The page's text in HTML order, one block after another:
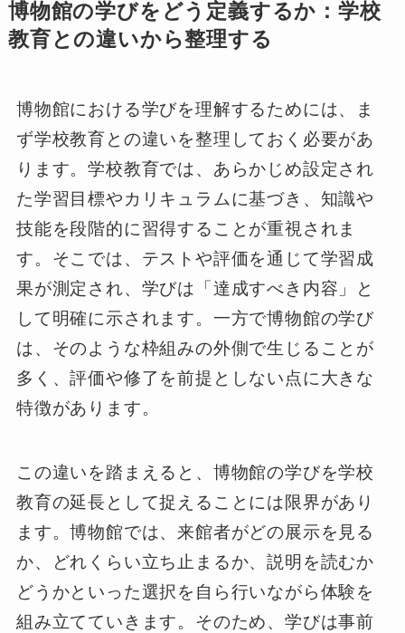
博物館の学びをどう定義するか：学校
教育との違いから整理する
博物館における学びを理解するためには、ま
ず学校教育との違いを整理しておく必要があ
ります。学校教育では、あらかじめ設定され
た学習目標やカリキュラムに基づき、知識や
技能を段階的に習得することが重視されま
す。そこでは、テストや評価を通じて学習成
果が測定され、学びは「達成すべき内容」と
して明確に示されます。一方で博物館の学び
は、そのような枠組みの外側で生じることが
多く、評価や修了を前提としない点に大きな
特徴があります。
この違いを踏まえると、博物館の学びを学校
教育の延長として捉えることには限界があり
ます。博物館では、来館者がどの展示を見る
か、どれくらい立ち止まるか、説明を読むか
どうかといった選択を自ら行いながら体験を
組み立てていきます。そのため、学びは事前